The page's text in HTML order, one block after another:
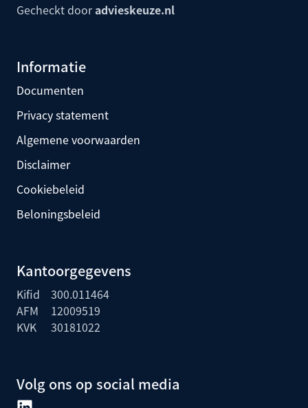
Gecheckt dooradvieskeuze.nl
Informatie
Documenten
Privacy statement
Algemene voorwaarden
Disclaimer
Cookiebeleid
Beloningsbeleid
Kantoorgegevens
Kifid
300.011464
AFM
12009519
KVK
30181022
Volg ons op social media